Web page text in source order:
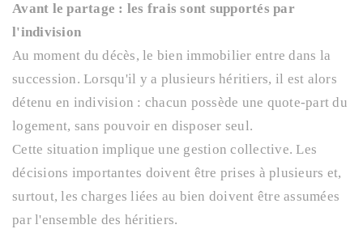
Avant le partage : les frais sont supportés par
l'indivision
Au moment du décès, le bien immobilier entre dans la
succession. Lorsqu'il y a plusieurs héritiers, il est alors
détenu en indivision : chacun possède une quote-part du
logement, sans pouvoir en disposer seul.
Cette situation implique une gestion collective. Les
décisions importantes doivent être prises à plusieurs et,
surtout, les charges liées au bien doivent être assumées
par l'ensemble des héritiers.